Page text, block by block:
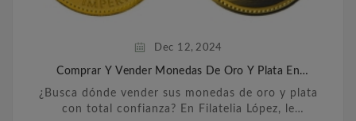
Dec 12, 2024
Comprar Y Vender Monedas De Oro Y Plata En
¿Busca dónde vender sus monedas de oro y plata
con total confianza? En Filatelia López, le